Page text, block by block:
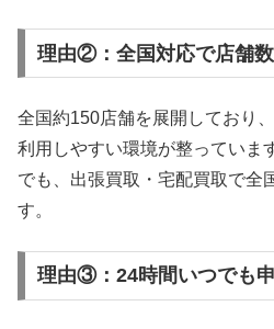
理由②：全国対応で店舗
全国約150店舗を展開しており
利用しやすい環境が整っていま
でも、出張買取・宅配買取で全
す。
理由③：24時間いつでも